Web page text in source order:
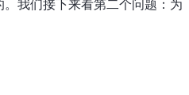
我们接下来看第二个问题：为